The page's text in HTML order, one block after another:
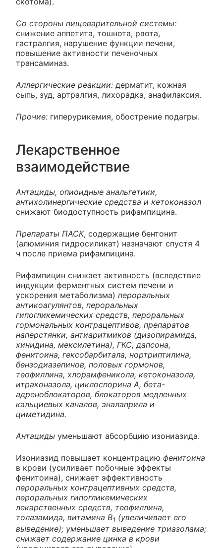
Со стороны пищеварительной системы:
снижение аппетита, тошнота, рвота,
гастралгия, нарушение функции печени,
повышение активности печеночных
трансаминаз.
Аллергические реакции: дерматит, кожная
сыпь, зуд, артралгия, лихорадка, анафилаксия.
Прочие: гиперурикемия, обострение подагры.
Лекарственное
взаимодействие
Антациды, опиоидные анальгетики,
антихолинергические средства и кетоконазол
снижают биодоступность рифампицина.
Препараты ПАСК, содержащие бентонит
(алюминия гидросиликат) назначают спустя 4
ч после приема рифампицина.
Рифампицин снижает активность (вследствие
индукции ферментных систем печени и
ускорения метаболизма) пероральных
антикоагулянтов, пероральных
гипогликемических средств, пероральных
гормональных контрацептивов, препаратов
наперстянки, антиаритмиков (дизопирамида,
хинидина, мексилетина), ГКС, дапсона,
фенитоина, гексобарбитала, нортриптилина,
бензодиазепинов, половых гормонов,
теофиллина, хлорамфеникола, кетоконазола,
итраконазола, циклоспорина А, бета-
адреноблокаторов, блокаторов медленных
кальциевых каналов, эналаприла и
циметидина.
Антациды уменьшают абсорбцию изониазида.
Изониазид повышает концентрацию фенитоина
в крови (усиливает побочные эффекты
фенитоина), снижает эффективность
пероральных контрацептивных средств,
пероральных гипогликемических
лекарственных средств, теофиллина,
толазамида, витамина B1 (увеличивает его
выведение); уменьшает выведение триазолама;
снижает содержание цинка в крови